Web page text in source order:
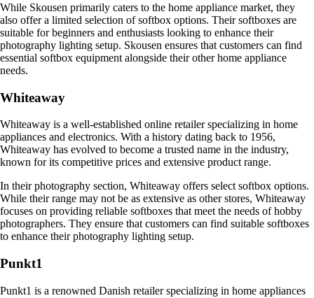
While Skousen primarily caters to the home appliance market, they
also offer a limited selection of softbox options. Their softboxes are
suitable for beginners and enthusiasts looking to enhance their
photography lighting setup. Skousen ensures that customers can find
essential softbox equipment alongside their other home appliance
needs.
Whiteaway
Whiteaway is a well-established online retailer specializing in home
appliances and electronics. With a history dating back to 1956,
Whiteaway has evolved to become a trusted name in the industry,
known for its competitive prices and extensive product range.
In their photography section, Whiteaway offers select softbox options.
While their range may not be as extensive as other stores, Whiteaway
focuses on providing reliable softboxes that meet the needs of hobby
photographers. They ensure that customers can find suitable softboxes
to enhance their photography lighting setup.
Punkt1
Punkt1 is a renowned Danish retailer specializing in home appliances